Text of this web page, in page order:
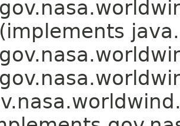
(implements